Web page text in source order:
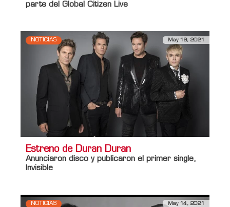
parte del Global Citizen Live
NOTICIAS May 19, 2021
Estreno de Duran Duran
Anunciaron disco y publicaron el primer single,
Invisible
NOTICIAS May 14, 2021